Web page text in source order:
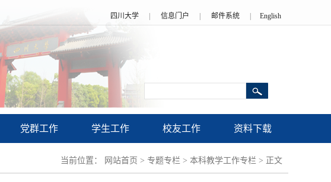
四川大学 信息门户 邮件系统 English
党群工作 学生工作 校友工作 资料下载
当前位置： 网站首页 > 专题专栏 > 本科教学工作专栏 > 正文